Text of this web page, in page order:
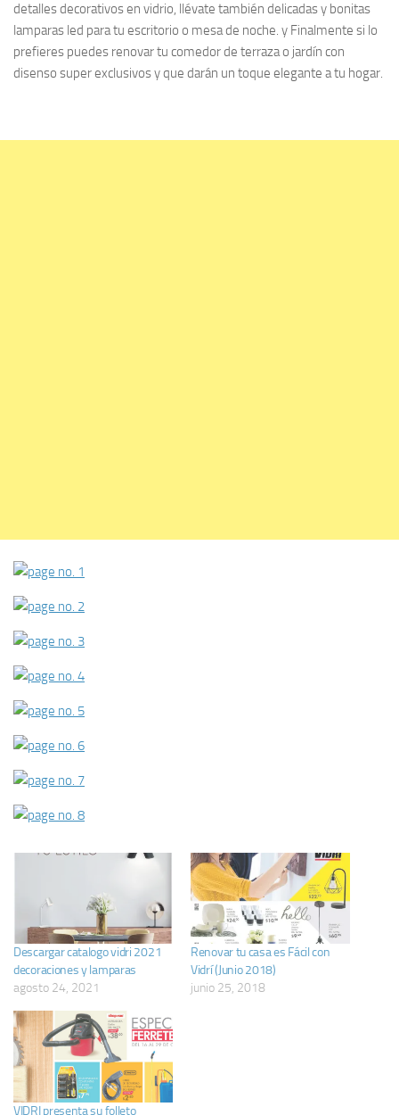
detalles decorativos en vidrio, llévate también delicadas y bonitas
lamparas led para tu escritorio o mesa de noche. y Finalmente si lo
prefieres puedes renovar tu comedor de terraza o jardín con
disenso super exclusivos y que darán un toque elegante a tu hogar.
Descargar catalogo vidri 2021
decoraciones y lamparas
agosto 24, 2021
Renovar tu casa es Fácil con
Vidrí (Junio 2018)
junio 25, 2018
VIDRI presenta su folleto